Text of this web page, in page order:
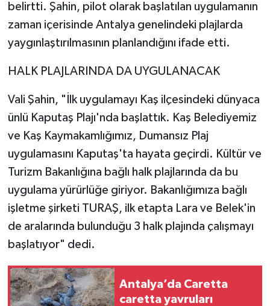
belirtti. Şahin, pilot olarak başlatılan uygulamanın
zaman içerisinde Antalya genelindeki plajlarda
yaygınlaştırılmasının planlandığını ifade etti.
HALK PLAJLARINDA DA UYGULANACAK
Vali Şahin, "İlk uygulamayı Kaş ilçesindeki dünyaca
ünlü Kaputaş Plajı'nda başlattık. Kaş Belediyemiz
ve Kaş Kaymakamlığımız, Dumansız Plaj
uygulamasını Kaputaş'ta hayata geçirdi. Kültür ve
Turizm Bakanlığına bağlı halk plajlarında da bu
uygulama yürürlüğe giriyor. Bakanlığımıza bağlı
işletme şirketi TURAŞ, ilk etapta Lara ve Belek'in
de aralarında bulunduğu 3 halk plajında çalışmayı
başlatıyor" dedi.
Antalya’da Caretta
caretta yavruları